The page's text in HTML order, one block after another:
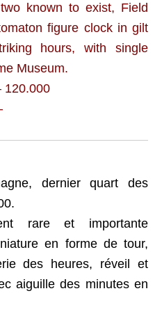
known to exist, Field
figure clock in gilt
hours, with single
Museum.
120.000
dernier quart des
rare et importante
en forme de tour,
des heures, réveil et
aiguille des minutes en